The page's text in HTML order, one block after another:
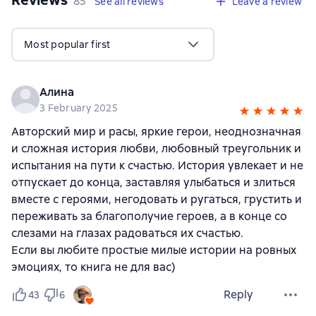
Most popular first
Алина
3 February 2025
Авторский мир и расы, яркие герои, неоднозначная
и сложная история любви, любовный треугольник и
испытания на пути к счастью. История увлекает и не
отпускает до конца, заставляя улыбаться и злиться
вместе с героями, негодовать и ругаться, грустить и
переживать за благополучие героев, а в конце со
слезами на глазах радоваться их счастью.
Если вы любите простые милые истории на ровных
эмоциях, то книга не для вас)
43 6 Reply